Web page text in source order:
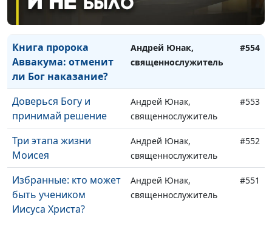
Четыре осады
Иерусалима
Андрей Юнак,
священнослужитель
Книга пророка
Аввакума: отменит
ли Бог наказание?
Андрей Юнак,
священнослужитель
#554
Доверься Богу и
принимай решение
Андрей Юнак,
священнослужитель
#553
Три этапа жизни
Моисея
Андрей Юнак,
священнослужитель
#552
Избранные: кто может
быть учеником
Иисуса Христа?
Андрей Юнак,
священнослужитель
#551